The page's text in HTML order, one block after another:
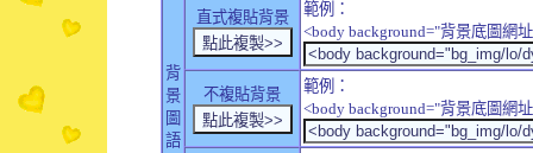
背
景
圖
語
直式複貼背景
範例：
<body background="背景底圖網
不複貼背景
範例：
<body background="背景底圖網